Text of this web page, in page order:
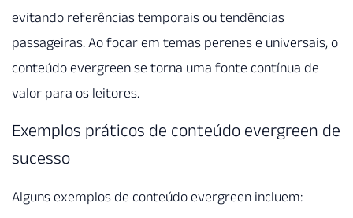
evitando referências temporais ou tendências
passageiras. Ao focar em temas perenes e universais, o
conteúdo evergreen se torna uma fonte contínua de
valor para os leitores.
Exemplos práticos de conteúdo evergreen de
sucesso
Alguns exemplos de conteúdo evergreen incluem: